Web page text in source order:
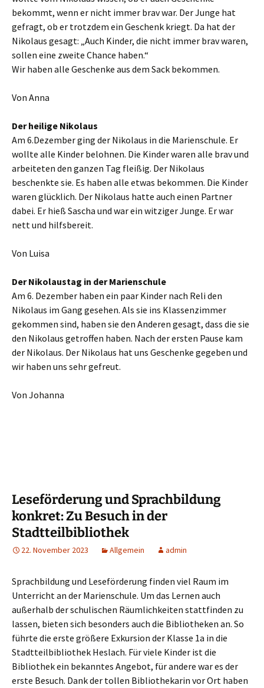
bekommt, wenn er nicht immer brav war. Der Junge hat
gefragt, ob er trotzdem ein Geschenk kriegt. Da hat der
Nikolaus gesagt: „Auch Kinder, die nicht immer brav waren,
sollen eine zweite Chance haben.“
Wir haben alle Geschenke aus dem Sack bekommen.
Von Anna
Der heilige Nikolaus
Am 6.Dezember ging der Nikolaus in die Marienschule. Er
wollte alle Kinder belohnen. Die Kinder waren alle brav und
arbeiteten den ganzen Tag fleißig. Der Nikolaus
beschenkte sie. Es haben alle etwas bekommen. Die Kinder
waren glücklich. Der Nikolaus hatte auch einen Partner
dabei. Er hieß Sascha und war ein witziger Junge. Er war
nett und hilfsbereit.
Von Luisa
Der Nikolaustag in der Marienschule
Am 6. Dezember haben ein paar Kinder nach Reli den
Nikolaus im Gang gesehen. Als sie ins Klassenzimmer
gekommen sind, haben sie den Anderen gesagt, dass die sie
den Nikolaus getroffen haben. Nach der ersten Pause kam
der Nikolaus. Der Nikolaus hat uns Geschenke gegeben und
wir haben uns sehr gefreut.
Von Johanna
Leseförderung und Sprachbildung
konkret: Zu Besuch in der
Stadtteilbibliothek
22. November 2023 Allgemein admin
Sprachbildung und Leseförderung finden viel Raum im
Unterricht an der Marienschule. Um das Lernen auch
außerhalb der schulischen Räumlichkeiten stattfinden zu
lassen, bieten sich besonders auch die Bibliotheken an. So
führte die erste größere Exkursion der Klasse 1a in die
Stadtteilbibliothek Heslach. Für viele Kinder ist die
Bibliothek ein bekanntes Angebot, für andere war es der
erste Besuch. Dank der tollen Bibliothekarin vor Ort haben